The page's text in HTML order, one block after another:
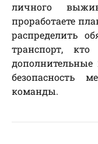
личного
проработаете
распределить
транспорт,
безопасность
команды.